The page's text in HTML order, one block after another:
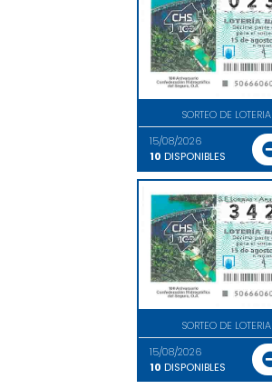
SORTEO DE
15/08/2026
10 DISPONIBLES
SORTEO DE
15/08/2026
10 DISPONIBLES